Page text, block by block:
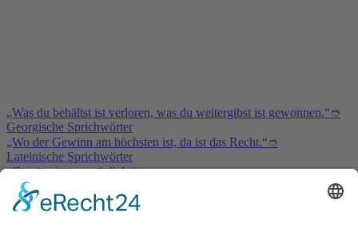
„Was du behältst ist verloren, was du weitergibst ist gewonnen.“➮
Georgische Sprichwörter
„Wo der Gewinn am höchsten ist, da ist das Recht.“➮
Lateinische Sprichwörter
„Gewinn ist unersättlich.“➮
Pittakos
Service & Kontakt